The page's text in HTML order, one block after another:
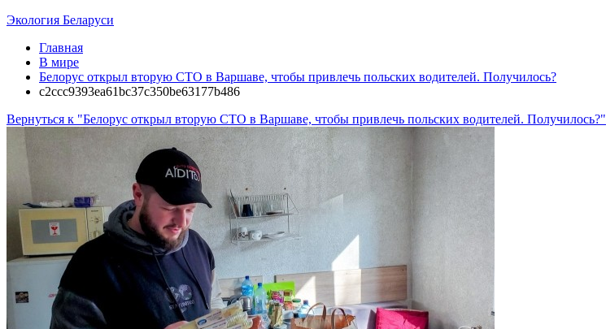
Экология Беларуси
Главная
В мире
Белорус открыл вторую СТО в Варшаве, чтобы привлечь польских водителей. Получилось?
c2ccc9393ea61bc37c350be63177b486
Вернуться к "Белорус открыл вторую СТО в Варшаве, чтобы привлечь польских водителей. Получилось?"